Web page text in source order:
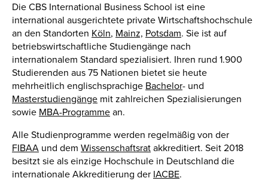
Die CBS International Business School ist eine
international ausgerichtete private Wirtschaftshochschule
an den Standorten Köln, Mainz, Potsdam. Sie ist auf
betriebswirtschaftliche Studiengänge nach
internationalem Standard spezialisiert. Ihren rund 1.900
Studierenden aus 75 Nationen bietet sie heute
mehrheitlich englischsprachige Bachelor- und
Masterstudiengänge mit zahlreichen Spezialisierungen
sowie MBA-Programme an.
Alle Studienprogramme werden regelmäßig von der
FIBAA und dem Wissenschaftsrat akkreditiert. Seit 2018
besitzt sie als einzige Hochschule in Deutschland die
internationale Akkreditierung der IACBE.